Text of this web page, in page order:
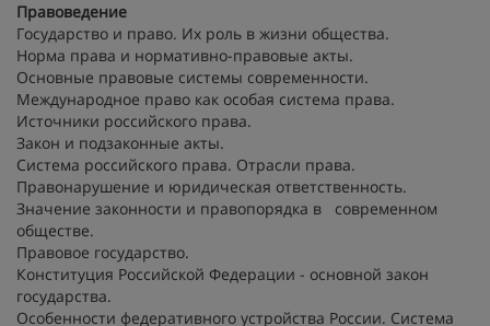
Правоведение
Государство и право. Их роль в жизни общества.
Норма права и нормативно-правовые акты.
Основные правовые системы современности.
Международное право как особая система права.
Источники российского права.
Закон и подзаконные акты.
Система российского права. Отрасли права.
Правонарушение и юридическая ответственность.
Значение законности и правопорядка в современном
обществе.
Правовое государство.
Конституция Российской Федерации - основной закон
государства.
Особенности федеративного устройства России. Система